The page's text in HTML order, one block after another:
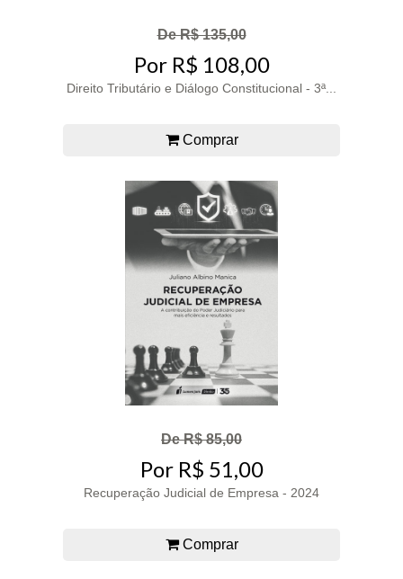
De R$ 135,00
Por R$ 108,00
Direito Tributário e Diálogo Constitucional - 3ª...
Comprar
De R$ 85,00
Por R$ 51,00
Recuperação Judicial de Empresa - 2024
Comprar